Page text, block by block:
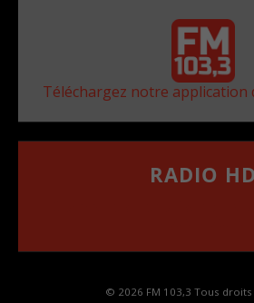
Téléchargez notre application
RADIO HD
© 2026 FM 103,3 Tous droits